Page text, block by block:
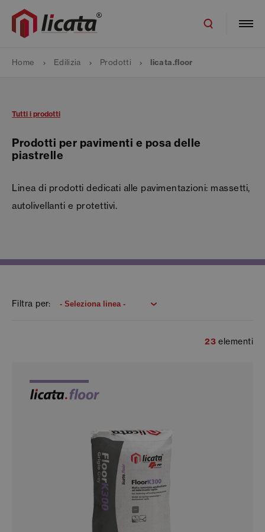
Home Edilizia Prodotti licata.floor
Tutti i prodotti
Prodotti per pavimenti e posa delle
piastrelle
Linea di prodotti dedicati alle pavimentazioni: massetti,
autolivellanti e protettivi.
Filtra per:
23 elementi